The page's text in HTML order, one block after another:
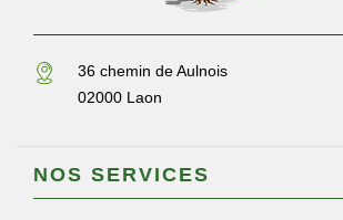
36 chemin de Aulnois
02000 Laon
NOS SERVICES